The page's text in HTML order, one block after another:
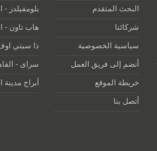
البحث المتقدم
شركائنا
سياسية الخصوصية
أنضم إلى فريق العمل
خريطة الموقع
أتصل بنا
بلومفيلدز
هاب تاون -
ذا سيتي
سراى -
أبراج مدينة